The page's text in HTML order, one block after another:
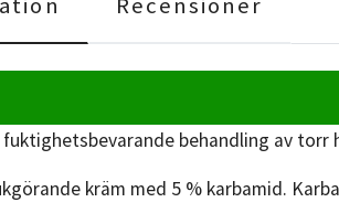
behandling av torr
kräm med 5 % karbamid.